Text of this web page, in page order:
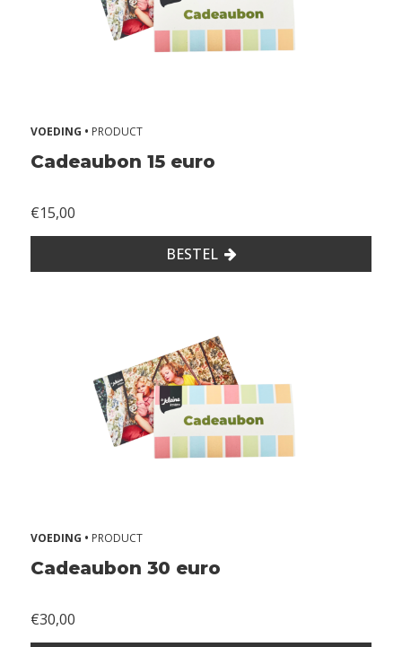
VOEDING • PRODUCT
Cadeaubon 15 euro
€15,00
BESTEL
VOEDING • PRODUCT
Cadeaubon 30 euro
€30,00